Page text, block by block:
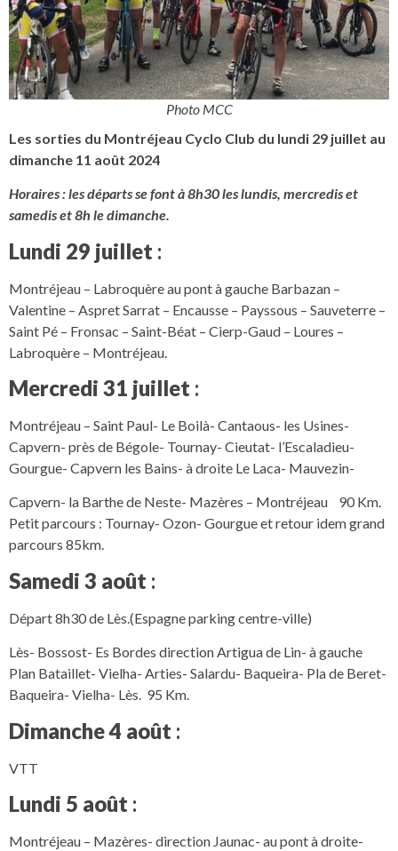
Photo MCC
Les sorties du Montréjeau Cyclo Club du lundi 29 juillet au
dimanche 11 août 2024
Horaires : les départs se font à 8h30 les lundis, mercredis et
samedis et 8h le dimanche.
Lundi 29 juillet :
Montréjeau – Labroquère au pont à gauche Barbazan –
Valentine – Aspret Sarrat – Encausse – Payssous – Sauveterre –
Saint Pé – Fronsac – Saint-Béat – Cierp-Gaud – Loures –
Labroquère – Montréjeau.
Mercredi 31 juillet :
Montréjeau – Saint Paul- Le Boilà- Cantaous- les Usines-
Capvern- près de Bégole- Tournay- Cieutat- l’Escaladieu-
Gourgue- Capvern les Bains- à droite Le Laca- Mauvezin-
Capvern- la Barthe de Neste- Mazères – Montréjeau 90 Km.
Petit parcours : Tournay- Ozon- Gourgue et retour idem grand
parcours 85km.
Samedi 3 août :
Départ 8h30 de Lès.(Espagne parking centre-ville)
Lès- Bossost- Es Bordes direction Artigua de Lin- à gauche
Plan Bataillet- Vielha- Arties- Salardu- Baqueira- Pla de Beret-
Baqueira- Vielha- Lès. 95 Km.
Dimanche 4 août :
VTT
Lundi 5 août :
Montréjeau – Mazères- direction Jaunac- au pont à droite-